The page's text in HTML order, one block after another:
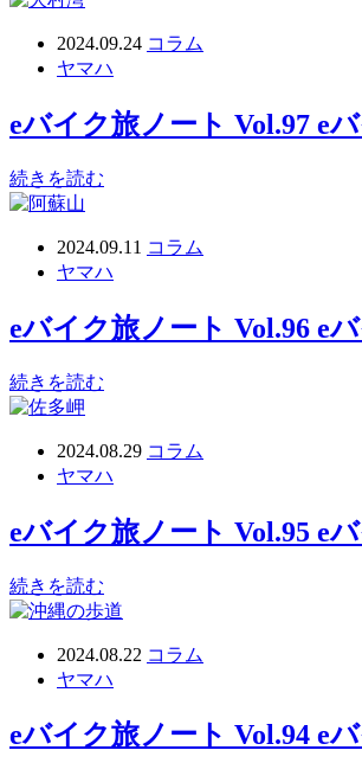
2024.09.24 コラム
ヤマハ
eバイク旅ノート Vol.97 e
続きを読む
2024.09.11 コラム
ヤマハ
eバイク旅ノート Vol.96 e
続きを読む
2024.08.29 コラム
ヤマハ
eバイク旅ノート Vol.95 e
続きを読む
2024.08.22 コラム
ヤマハ
eバイク旅ノート Vol.94 e